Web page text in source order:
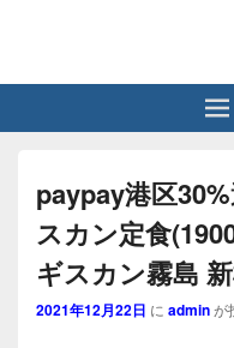
paypay港区
スカン定食
ギスカン霧島 新
2021年12月22日 に adminが